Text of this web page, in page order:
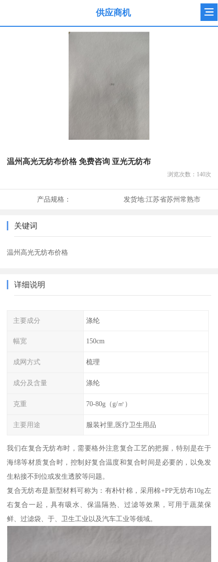
供应商机
温州高光无纺布价格 免费咨询 亚光无纺布
浏览次数： 140次
产品规格： 发货地:江苏省苏州常熟市
关键词
温州高光无纺布价格
详细说明
主要成分 涤纶
幅宽 150cm
成网方式 梳理
成分及含量 涤纶
克重 70-80g（g/㎡）
主要用途 服装衬里,医疗卫生用品
我们在复合无纺布时，需要格外注意复合工艺的把握，特别是在于
海绵等材质复合时，控制好复合温度和复合时间是必要的，以免发
生粘接不到位或发生透胶等问题。
复合无纺布是新型材料可称为：有朴针棉，采用棉+PP无纺布10g左
右复合一起，具有吸水、保温隔热、过滤等效果，可用于蔬菜保
鲜、过滤袋、于、卫生工业以及汽车工业等领域。